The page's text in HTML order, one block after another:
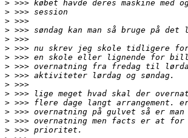
>
>
>
>
>
>
>
>
>
>
>
>
>
>
>